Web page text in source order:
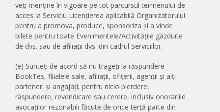
veți menține în vigoare pe tot parcursul termenului de
acces la Serviciu Licențierea aplicabilă Organizatorului
pentru a promova, produce, sponsoriza și a vinde
bilete pentru toate Evenimentele/Activitățile găzduite
de dvs. sau de afiliații dvs. din cadrul Serviciilor.
(e) Sunteți de acord să nu trageți la răspundere
BookTes, filialele sale, afiliații, ofițerii, agenții și alți
parteneri și angajați, pentru nicio pierdere,
răspundere, revendicare sau cerere, inclusiv onorariile
avocaților rezonabili făcute de orice terță parte din